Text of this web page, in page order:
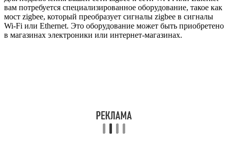
вам потребуется специализированное оборудование, такое как
мост zigbee, который преобразует сигналы zigbee в сигналы
Wi-Fi или Ethernet. Это оборудование может быть приобретено
в магазинах электроники или интернет-магазинах.